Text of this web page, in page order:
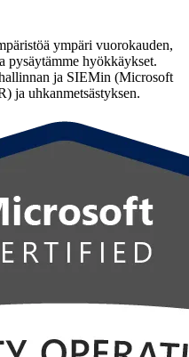
ympäri vuorokauden,
pysäytämme hyökkäykset.
ja SIEMin (Microsoft
ja uhkanmetsästyksen.